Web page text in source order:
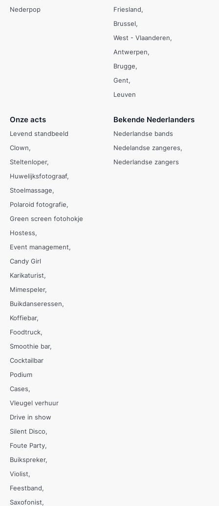
Nederpop
Friesland
Brussel
West - Vlaanderen
Antwerpen
Brugge
Gent
Leuven
Onze acts
Levend standbeeld
Clown
Steltenloper
Huwelijksfotograaf
Stoelmassage
Polaroid fotografie
Green screen fotohokje
Hostess
Event management
Candy Girl
Karikaturist
Mimespeler
Buikdanseressen
Koffiebar
Foodtruck
Smoothie bar
Cocktailbar
Podium
Cases
Vleugel verhuur
Drive in show
Silent Disco
Foute Party
Buikspreker
Violist
Feestband
Saxofonist
Bekende Nederlanders
Nederlandse bands
Nedelandse zangeres
Nederlandse zangers